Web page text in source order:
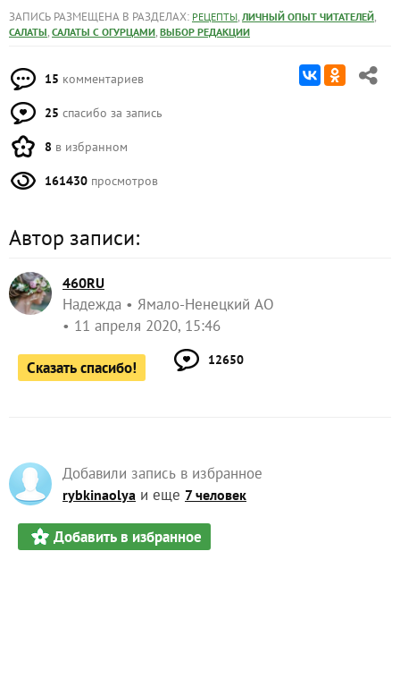
ЗАПИСЬ РАЗМЕЩЕНА В РАЗДЕЛАХ: РЕЦЕПТЫ, ЛИЧНЫЙ ОПЫТ ЧИТАТЕЛЕЙ,
САЛАТЫ, САЛАТЫ С ОГУРЦАМИ, ВЫБОР РЕДАКЦИИ
15 комментариев
25 спасибо за запись
8 в избранном
161430 просмотров
Автор записи:
460RU
Надежда
Ямало-Ненецкий АО
11 апреля 2020, 15:46
Сказать спасибо! 12650
Добавили запись в избранное
rybkinaolya и еще 7 человек
Добавить в избранное